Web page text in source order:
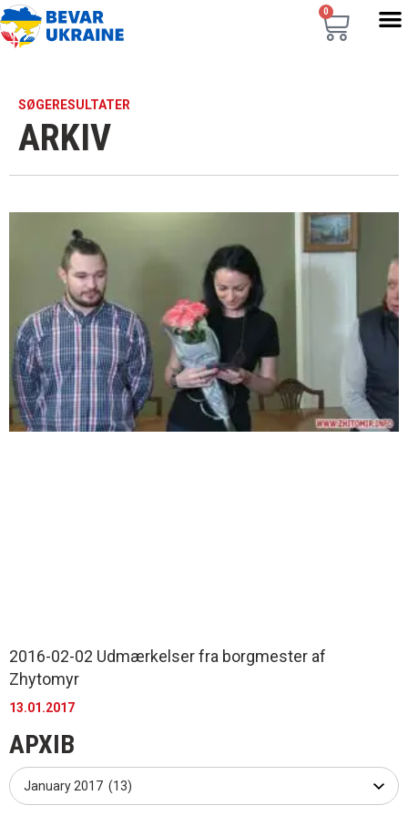
0
SØGERESULTATER
ARKIV
2016-02-02 Udmærkelser fra borgmester af
Zhytomyr
13.01.2017
АРХІВ